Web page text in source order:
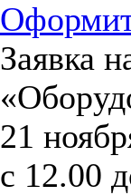
Заявка
21
с 12.00